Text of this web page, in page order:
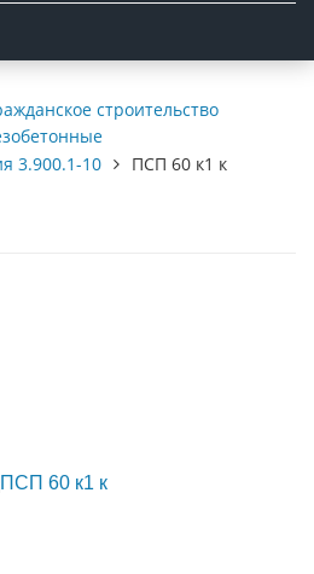
строительство
3.900.1-10
ПСП 60 к1 к